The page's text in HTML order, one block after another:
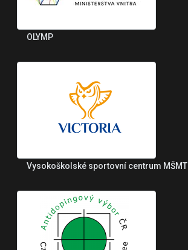
OLYMP
Vysokoškolské sportovní centrum MŠMT